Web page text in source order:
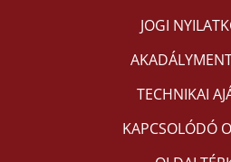
JOGI
TECHNIKAI
KAPCSOLÓDÓ